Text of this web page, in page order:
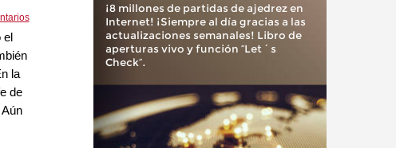
el
la
de
¡8 millones de partidas de ajedrez en
Internet! ¡Siempre al día gracias a las
actualizaciones semanales! Libro de
aperturas vivo y función “Let´s
Check”.